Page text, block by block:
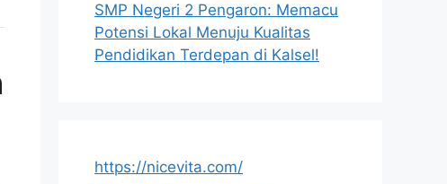
SMP Negeri 2 Pengaron: Memacu
Potensi Lokal Menuju Kualitas
Pendidikan Terdepan di Kalsel!
https://nicevita.com/